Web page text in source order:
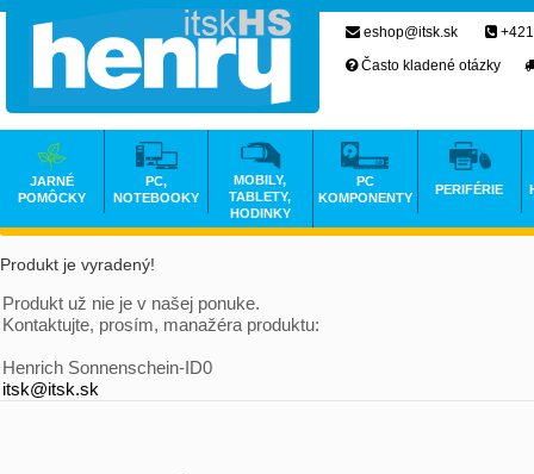
Produkt je vyradený!
Produkt už nie je v našej ponuke.
Kontaktujte, prosím, manažéra produktu:
Henrich Sonnenschein-ID0
itsk@itsk.sk
eshop@itsk.sk
Často kladené otázky
JARNÉ
POMÔCKY
PC,
NOTEBOOKY
MOBILY,
TABLETY,
HODINKY
PC
KOMPONENTY
PERIFÉRIE